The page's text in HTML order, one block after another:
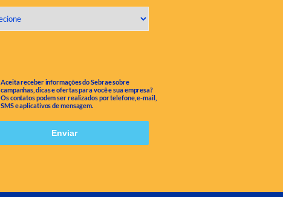
Aceita receber informações do Sebrae sobre
campanhas, dicas e ofertas para você e sua empresa?
Os contatos podem ser realizados por telefone, e-mail,
SMS e aplicativos de mensagem.